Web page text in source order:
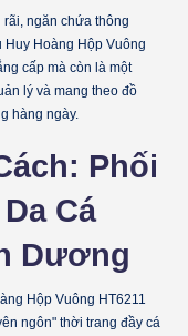
ngăn chứa thông
Huy Hoàng Hộp Vuông
cấp mà còn là một
lý và mang theo đồ
hàng ngày.
Phối
Cá
Dương
Hộp Vuông HT6211
ngôn" thời trang đầy cá